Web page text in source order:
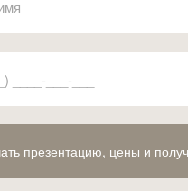
презентацию, цены и